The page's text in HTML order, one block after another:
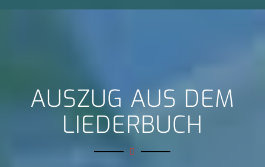
AUSZUG AUS DEM
LIEDERBUCH